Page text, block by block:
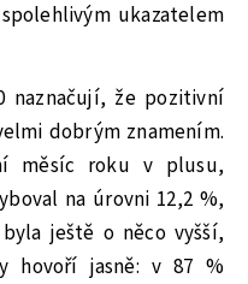
ukazatelem
naznačují, že pozitivní
dobrým znamením.
měsíc roku v plusu,
na úrovni 12,2 %,
ještě o něco vyšší,
hovoří jasně: v 87 %